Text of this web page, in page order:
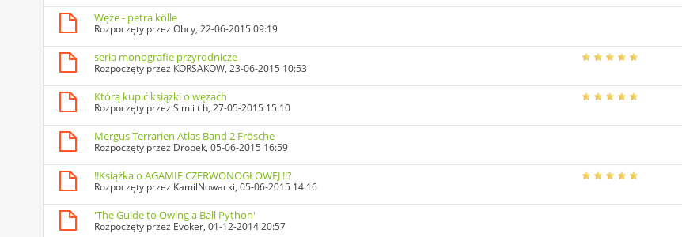
Węże - petra kölle
Rozpoczęty przez Obcy, 22-06-2015 09:19
seria monografie przyrodnicze
Rozpoczęty przez KORSAKOW, 23-06-2015 10:53
Którą kupić ksiązki o węzach
Rozpoczęty przez S m i t h, 27-05-2015 15:10
Mergus Terrarien Atlas Band 2 Frösche
Rozpoczęty przez Drobek, 05-06-2015 16:59
!!Książka o AGAMIE CZERWONOGŁOWEJ !!?
Rozpoczęty przez KamilNowacki, 05-06-2015 14:16
'The Guide to Owing a Ball Python'
Rozpoczęty przez Evoker, 01-12-2014 20:57